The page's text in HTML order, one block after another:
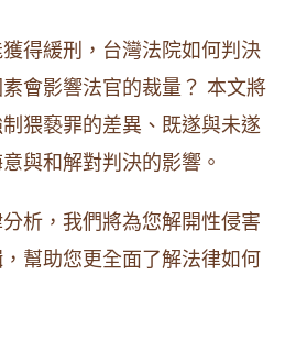
得緩刑，台灣法院如何判決
會影響法官的裁量？ 本文將
猥褻罪的差異、既遂與未遂
與和解對判決的影響。
析，我們將為您解開性侵害
幫助您更全面了解法律如何